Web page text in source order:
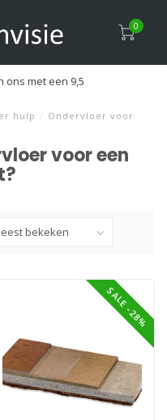
0
ons met een 9,5
hulp / Ondervloer voor
voor een
SALE -28%